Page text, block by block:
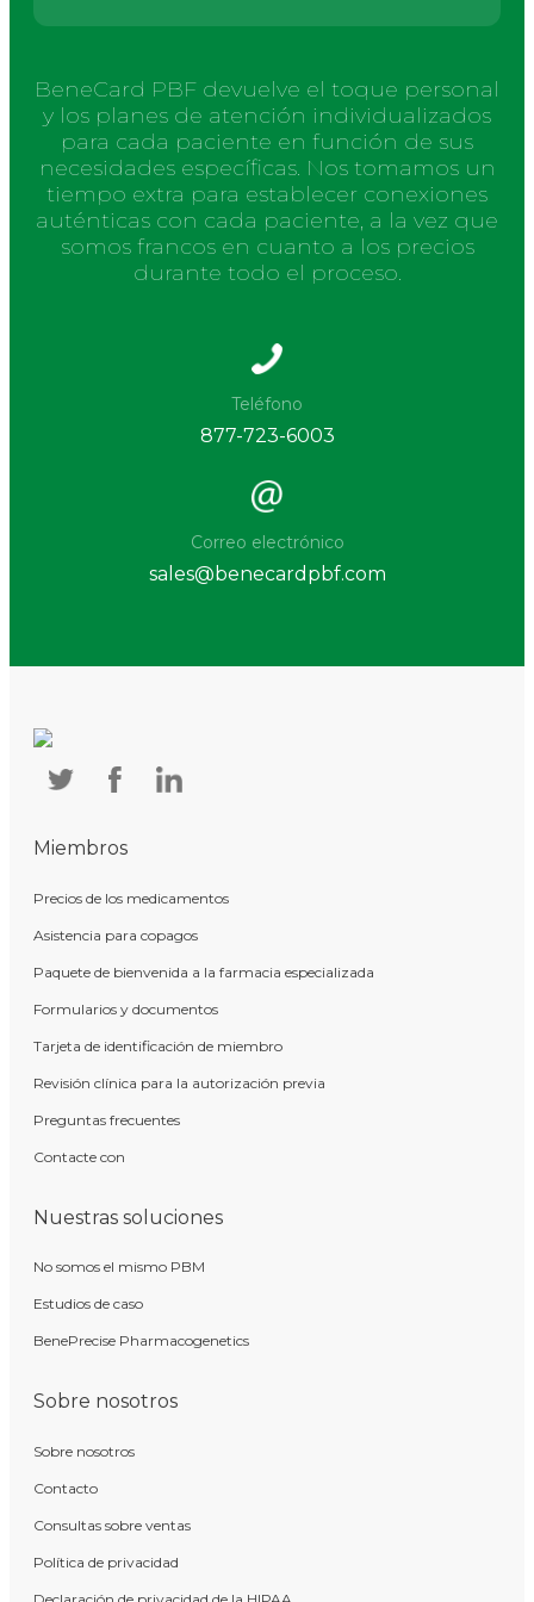
BeneCard PBF devuelve el toque personal
y los planes de atención individualizados
para cada paciente en función de sus
necesidades específicas. Nos tomamos un
tiempo extra para establecer conexiones
auténticas con cada paciente, a la vez que
somos francos en cuanto a los precios
durante todo el proceso.
Teléfono
877-723-6003
Correo electrónico
sales@benecardpbf.com
Miembros
Precios de los medicamentos
Asistencia para copagos
Paquete de bienvenida a la farmacia especializada
Formularios y documentos
Tarjeta de identificación de miembro
Revisión clínica para la autorización previa
Preguntas frecuentes
Contacte con
Nuestras soluciones
No somos el mismo PBM
Estudios de caso
BenePrecise Pharmacogenetics
Sobre nosotros
Sobre nosotros
Contacto
Consultas sobre ventas
Política de privacidad